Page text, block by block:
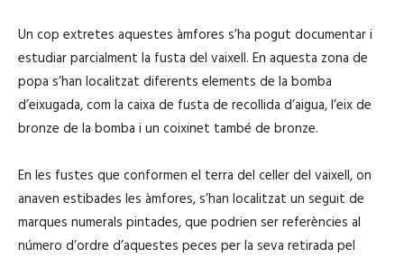
Un cop extretes aquestes àmfores s’ha pogut documentar i
estudiar parcialment la fusta del vaixell. En aquesta zona de
popa s’han localitzat diferents elements de la bomba
d’eixugada, com la caixa de fusta de recollida d’aigua, l’eix de
bronze de la bomba i un coixinet també de bronze.
En les fustes que conformen el terra del celler del vaixell, on
anaven estibades les àmfores, s’han localitzat un seguit de
marques numerals pintades, que podrien ser referències al
número d’ordre d’aquestes peces per la seva retirada pel